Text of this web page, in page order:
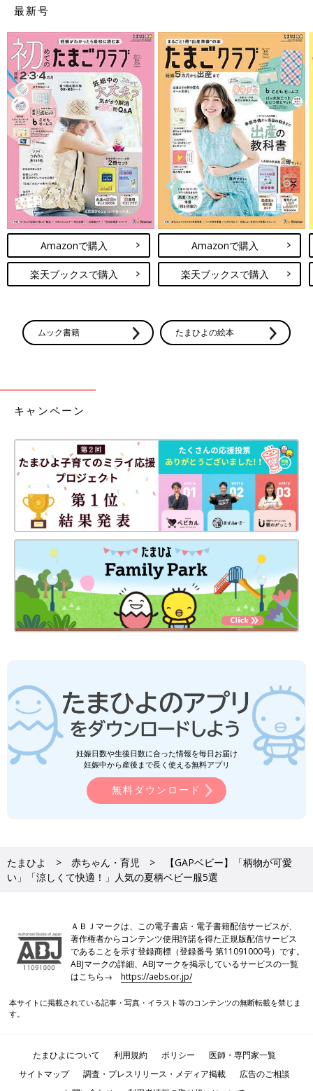
最新号
Amazonで購入
楽天ブックスで購入
Amazonで購入
楽天ブックスで購入
ムック書籍 たまひよの絵本
キャンペーン
妊娠日数や生後日数に合った情報を毎日お届け
妊娠中から産後まで長く使える無料アプリ
無料ダウンロード
たまひよ 赤ちゃん・育児
【GAPベビー】「柄物が可愛
い」「涼しくて快適！」人気の夏柄ベビー服5選
ＡＢＪマークは、この電子書店・電子書籍配信サービスが、
著作権者からコンテンツ使用許諾を得た正規版配信サービス
であることを示す登録商標（登録番号 第11091000号）です。
ABJマークの詳細、ABJマークを掲示しているサービスの一覧
はこちら→https://aebs.or.jp/
本サイトに掲載されている記事・写真・イラスト等のコンテンツの無断転載を禁じま
す。
たまひよについて 利用規約 ポリシー
医師・専門家一覧
サイトマップ
調査・プレスリリース・メディア掲載
広告のご相談